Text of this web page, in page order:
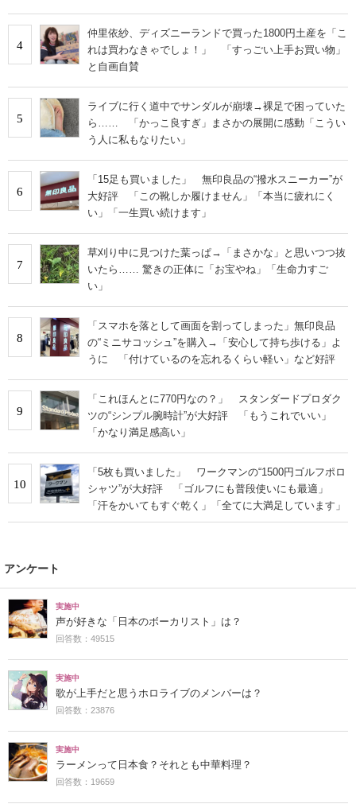
4
仲里依紗、ディズニーランドで買った1800円土産を「こ
れは買わなきゃでしょ！」 「すっごい上手お買い物」
と自画自賛
5
ライブに行く道中でサンダルが崩壊→裸足で困っていた
ら…… 「かっこ良すぎ」まさかの展開に感動「こうい
う人に私もなりたい」
6
「15足も買いました」 無印良品の“撥水スニーカー”が
大好評 「この靴しか履けません」「本当に疲れにく
い」「一生買い続けます」
7
草刈り中に見つけた葉っぱ→「まさかな」と思いつつ抜
いたら…… 驚きの正体に「お宝やね」「生命力すご
い」
8
「スマホを落として画面を割ってしまった」無印良品
の“ミニサコッシュ”を購入→「安心して持ち歩ける」よ
うに 「付けているのを忘れるくらい軽い」など好評
9
「これほんとに770円なの？」 スタンダードプロダク
ツの“シンプル腕時計”が大好評 「もうこれでいい」
「かなり満足感高い」
10
「5枚も買いました」 ワークマンの“1500円ゴルフポロ
シャツ”が大好評 「ゴルフにも普段使いにも最適」
「汗をかいてもすぐ乾く」「全てに大満足しています」
アンケート
実施中
声が好きな「日本のボーカリスト」は？
回答数：49515
実施中
歌が上手だと思うホロライブのメンバーは？
回答数：23876
実施中
ラーメンって日本食？それとも中華料理？
回答数：19659